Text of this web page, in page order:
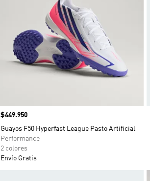
Precio
$449.950
Guayos F50 Hyperfast League Pasto Artificial
Performance
2 colores
Envío Gratis